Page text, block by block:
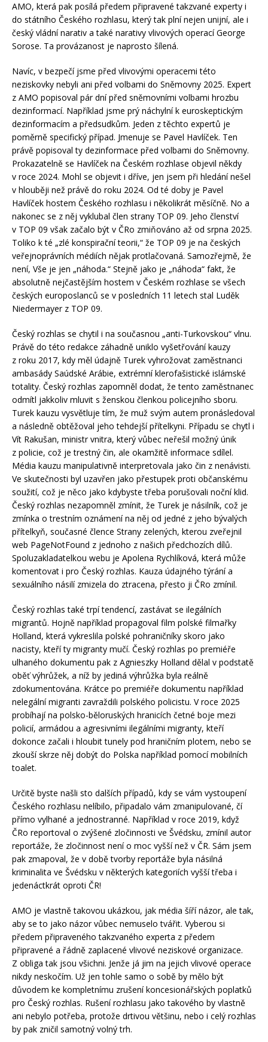
AMO, která pak posílá předem připravené takzvané experty i
do státního Českého rozhlasu, který tak plní nejen unijní, ale i
český vládní narativ a také narativy vlivových operací George
Sorose. Ta provázanost je naprosto šílená.
Navíc, v bezpečí jsme před vlivovými operacemi této
neziskovky nebyli ani před volbami do Sněmovny 2025. Expert
z AMO popisoval pár dní před sněmovními volbami hrozbu
dezinformací. Například jsme prý náchylní k euroskeptickým
dezinformacím a předsudkům. Jeden z těchto expertů je
poměrně specifický případ. Jmenuje se Pavel Havlíček. Ten
právě popisoval ty dezinformace před volbami do Sněmovny.
Prokazatelně se Havlíček na Českém rozhlase objevil někdy
v roce 2024. Mohl se objevit i dříve, jen jsem při hledání nešel
v hlouběji než právě do roku 2024. Od té doby je Pavel
Havlíček hostem Českého rozhlasu i několikrát měsíčně. No a
nakonec se z něj vyklubal člen strany TOP 09. Jeho členství
v TOP 09 však začalo být v ČRo zmiňováno až od srpna 2025.
Toliko k té „zlé konspirační teorii,“ že TOP 09 je na českých
veřejnoprávních médiích nějak protlačovaná. Samozřejmě, že
není, Vše je jen „náhoda.“ Stejně jako je „náhoda“ fakt, že
absolutně nejčastějším hostem v Českém rozhlase se všech
českých europoslanců se v posledních 11 letech stal Luděk
Niedermayer z TOP 09.
Český rozhlas se chytil i na současnou „anti-Turkovskou“ vlnu.
Právě do této redakce záhadně uniklo vyšetřování kauzy
z roku 2017, kdy měl údajně Turek vyhrožovat zaměstnanci
ambasády Saúdské Arábie, extrémní klerofašistické islámské
totality. Český rozhlas zapomněl dodat, že tento zaměstnanec
odmítl jakkoliv mluvit s ženskou členkou policejního sboru.
Turek kauzu vysvětluje tím, že muž svým autem pronásledoval
a následně obtěžoval jeho tehdejší přítelkyni. Případu se chytl i
Vít Rakušan, ministr vnitra, který vůbec neřešil možný únik
z policie, což je trestný čin, ale okamžitě informace sdílel.
Média kauzu manipulativně interpretovala jako čin z nenávisti.
Ve skutečnosti byl uzavřen jako přestupek proti občanskému
soužití, což je něco jako kdybyste třeba porušovali noční klid.
Český rozhlas nezapomněl zmínit, že Turek je násilník, což je
zmínka o trestním oznámení na něj od jedné z jeho bývalých
přítelkyň, současné člence Strany zelených, kterou zveřejnil
web PageNotFound z jednoho z našich předchozích dílů.
Spoluzakladatelkou webu je Apolena Rychlíková, která může
komentovat i pro Český rozhlas. Kauza údajného týrání a
sexuálního násilí zmizela do ztracena, přesto ji ČRo zmínil.
Český rozhlas také trpí tendencí, zastávat se ilegálních
migrantů. Hojně například propagoval film polské filmařky
Holland, která vykreslila polské pohraničníky skoro jako
nacisty, kteří ty migranty mučí. Český rozhlas po premiéře
ulhaného dokumentu pak z Agnieszky Holland dělal v podstatě
oběť výhrůžek, a níž by jediná výhrůžka byla reálně
zdokumentována. Krátce po premiéře dokumentu například
nelegální migranti zavraždili polského policistu. V roce 2025
probíhají na polsko-běloruských hranicích četné boje mezi
policií, armádou a agresivními ilegálními migranty, kteří
dokonce začali i hloubit tunely pod hraničním plotem, nebo se
zkouší skrze něj dobýt do Polska například pomocí mobilních
toalet.
Určitě byste našli sto dalších případů, kdy se vám vystoupení
Českého rozhlasu nelíbilo, připadalo vám zmanipulované, čí
přímo vylhané a jednostranné. Například v roce 2019, když
ČRo reportoval o zvýšené zločinnosti ve Švédsku, zmínil autor
reportáže, že zločinnost není o moc vyšší než v ČR. Sám jsem
pak zmapoval, že v době tvorby reportáže byla násilná
kriminalita ve Švédsku v některých kategoriích vyšší třeba i
jedenáctkrát oproti ČR!
AMO je vlastně takovou ukázkou, jak média šíří názor, ale tak,
aby se to jako názor vůbec nemuselo tvářit. Vyberou si
předem připraveného takzvaného experta z předem
připravené a řádně zaplacené vlivové neziskové organizace.
Z obliga tak jsou všichni. Jenže já jim na jejich vlivové operace
nikdy neskočím. Už jen tohle samo o sobě by mělo být
důvodem ke kompletnímu zrušení koncesionářských poplatků
pro Český rozhlas. Rušení rozhlasu jako takového by vlastně
ani nebylo potřeba, protože drtivou většinu, nebo i celý rozhlas
by pak zničil samotný volný trh.